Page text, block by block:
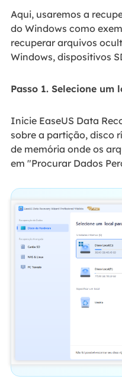
Aqui, usaremos a
do Windows como
recuperar arquivos
Windows, dispositivos
Passo 1. Selecione
Inicie EaseUS Data
sobre a partição, disco
de memória onde os
em "Procurar Dados